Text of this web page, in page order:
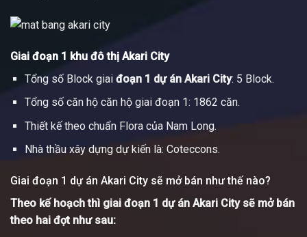
Giai đoạn 1 khu đô thị Akari City
Tổng số Block giai đoạn 1 dự án Akari City: 5 Block.
Tổng số căn hộ căn hộ giai đoạn 1: 1862 căn.
Thiết kế theo chuẩn Flora của Nam Long.
Nhà thầu xây dựng dự kiến là: Coteccons.
Giai đoạn 1 dự án Akari City sẽ mở bán như thế nào?
Theo kế hoạch thì giai đoạn 1 dự án Akari City sẽ mở bán
theo hai đợt như sau: